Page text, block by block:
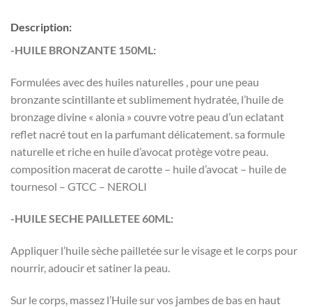
Description:
-HUILE BRONZANTE 150ML:
Formulées avec des huiles naturelles , pour une peau
bronzante scintillante et sublimement hydratée, l’huile de
bronzage divine « alonia » couvre votre peau d’un eclatant
reflet nacré tout en la parfumant délicatement. sa formule
naturelle et riche en huile d’avocat protège votre peau.
composition macerat de carotte – huile d’avocat – huile de
tournesol – GTCC – NEROLI
-HUILE SECHE PAILLETEE 60ML:
Appliquer l’huile sèche pailletée sur le visage et le corps pour
nourrir, adoucir et satiner la peau.
Sur le corps, massez l’Huile sur vos jambes de bas en haut